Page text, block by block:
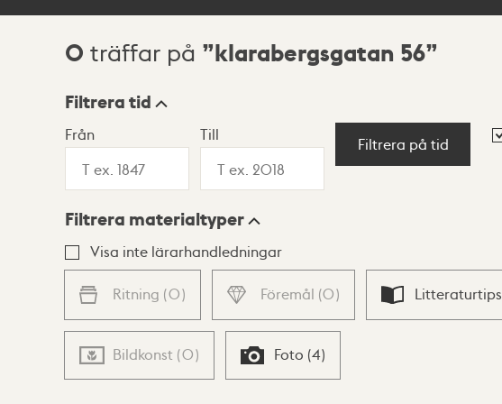
Sökresultat
0 träffar på klarabergsgatan 56
Visningsläge
Lista Karta
Filtrera tid
Från Till
Filtrera på tid
Filtrera materialtyper
Visa inte lärarhandledningar
Ritning (0) Föremål (0) Litteraturtips
Bildkonst (0) Foto (4)